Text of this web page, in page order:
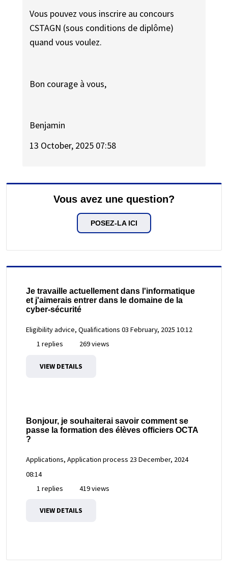
Vous pouvez vous inscrire au concours
CSTAGN (sous conditions de diplôme)
quand vous voulez.
Bon courage à vous,
Benjamin
13 October, 2025 07:58
Vous avez une question?
POSEZ-LA ICI
Je travaille actuellement dans l'informatique
et j'aimerais entrer dans le domaine de la
cyber-sécurité
Eligibility advice, Qualifications 03 February, 2025 10:12
1 replies
269 views
VIEW DETAILS
Bonjour, je souhaiterai savoir comment se
passe la formation des élèves officiers OCTA
?
Applications, Application process 23 December, 2024
08:14
1 replies
419 views
VIEW DETAILS